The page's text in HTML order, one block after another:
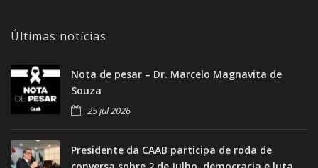
Últimas notícias
Nota de pesar – Dr. Marcelo Magnavita de
Souza
25 jul 2026
Presidente da CAAB participa de roda de